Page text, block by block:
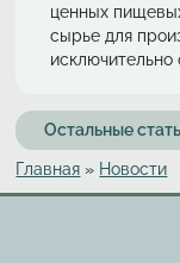
ценных
сырье для
Остальные
Вы здесь
Главная » Новости